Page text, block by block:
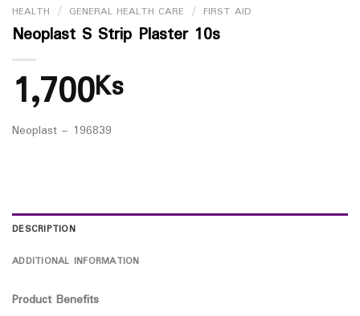
HEALTH / GENERAL HEALTH CARE / FIRST AID
Neoplast S Strip Plaster 10s
1,700Ks
Neoplast – 196839
DESCRIPTION
ADDITIONAL INFORMATION
Product Benefits